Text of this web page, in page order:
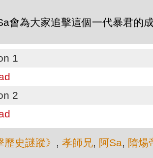
會為大家追擊這個一代暴君的
1
2
歷史謎蹤》 , 孝師兄, 阿Sa, 隋煬